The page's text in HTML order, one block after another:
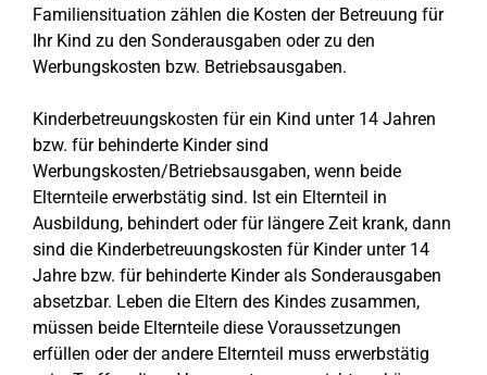
Familiensituation zählen die Kosten der Betreuung für
Ihr Kind zu den Sonderausgaben oder zu den
Werbungskosten bzw. Betriebsausgaben.
Kinderbetreuungskosten für ein Kind unter 14 Jahren
bzw. für behinderte Kinder sind
Werbungskosten/Betriebsausgaben, wenn beide
Elternteile erwerbstätig sind. Ist ein Elternteil in
Ausbildung, behindert oder für längere Zeit krank, dann
sind die Kinderbetreuungskosten für Kinder unter 14
Jahre bzw. für behinderte Kinder als Sonderausgaben
absetzbar. Leben die Eltern des Kindes zusammen,
müssen beide Elternteile diese Voraussetzungen
erfüllen oder der andere Elternteil muss erwerbstätig